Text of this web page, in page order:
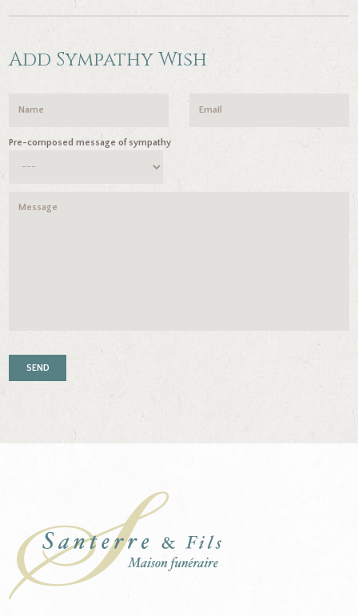
Add Sympathy Wish
Pre-composed message of sympathy